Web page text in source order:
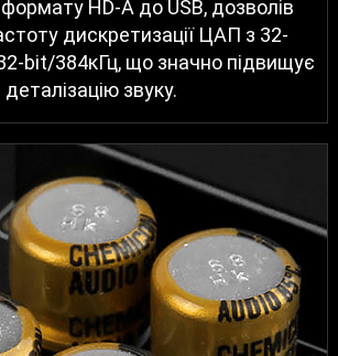
HD-A до USB, дозволів
дискретизації ЦАП з 32-
bit/384кГц, що значно підвищує
деталізацію звуку.